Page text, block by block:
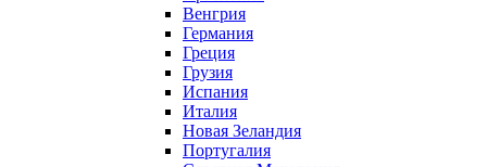
Венгрия
Германия
Греция
Грузия
Испания
Италия
Новая Зеландия
Португалия